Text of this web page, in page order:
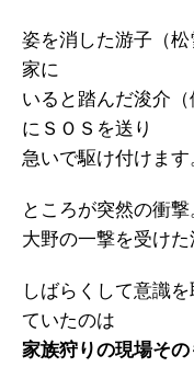
姿を消した游子（
家に
いると踏んだ浚介（
にＳＯＳを送り
急いで駆け付けます
ところが突然の衝撃
大野の一撃を受けた
しばらくして意識
ていたのは
家族狩りの現場その